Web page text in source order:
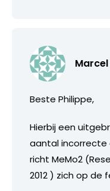
Beste Philippe,
Hierbij een
aantal incorrecte
richt MeMo2
2012 ) zich op de